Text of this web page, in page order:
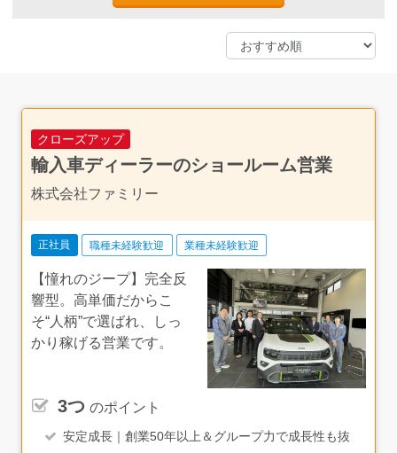
クローズアップ
輸入車ディーラーのショールーム営業
株式会社ファミリー
正社員 職種未経験歓迎 業種未経験歓迎
【憧れのジープ】完全反
響型。高単価だからこ
そ“人柄”で選ばれ、しっ
かり稼げる営業です。
3つ のポイント
安定成長｜創業50年以上＆グループ力で成長性も抜